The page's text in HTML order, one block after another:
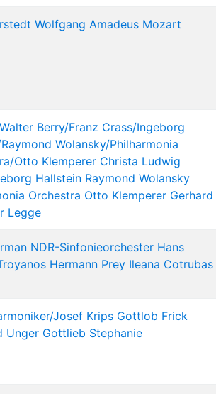
Wolfgang Amadeus Mozart
Berry/Franz Crass/Ingeborg
Wolansky/Philharmonia
Otto Klemperer Christa Ludwig
Hallstein Raymond Wolansky
Orchestra Otto Klemperer Gerhard
Legge
NDR-Sinfonieorchester Hans
Hermann Prey Ileana Cotrubas
Josef Krips Gottlob Frick
Unger Gottlieb Stephanie